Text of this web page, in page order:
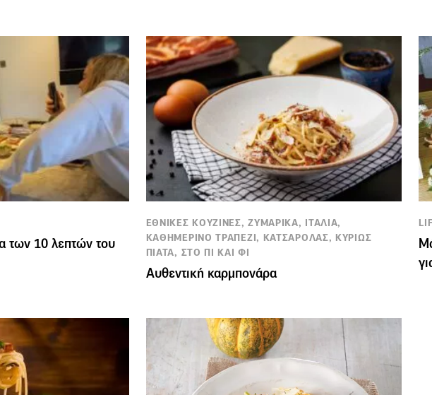
των 10 λεπτών του
ΕΘΝΙΚΕΣ ΚΟΥΖΙΝΕΣ, ΖΥΜΑΡΙΚΑ, ΙΤΑΛΙΑ,
ΚΑΘΗΜΕΡΙΝΟ ΤΡΑΠΕΖΙ, ΚΑΤΣΑΡΟΛΑΣ, ΚΥΡΙΩΣ
ΠΙΑΤΑ, ΣΤΟ ΠΙ ΚΑΙ ΦΙ
Αυθεντική καρμπονάρα